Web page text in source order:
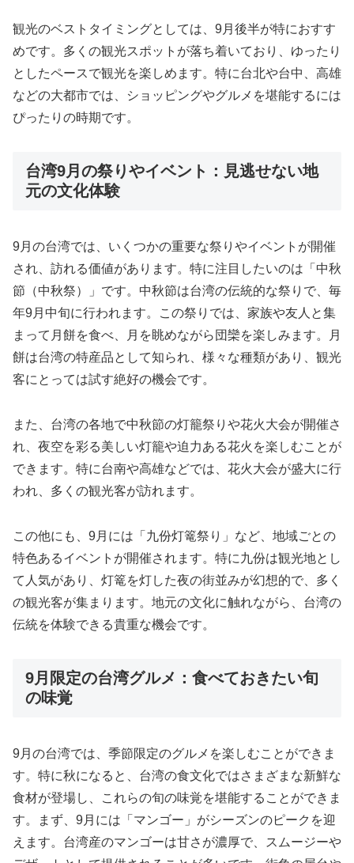
観光のベストタイミングとしては、9月後半が特におすす
めです。多くの観光スポットが落ち着いており、ゆったり
としたペースで観光を楽しめます。特に台北や台中、高雄
などの大都市では、ショッピングやグルメを堪能するには
ぴったりの時期です。
台湾9月の祭りやイベント：見逃せない地
元の文化体験
9月の台湾では、いくつかの重要な祭りやイベントが開催
され、訪れる価値があります。特に注目したいのは「中秋
節（中秋祭）」です。中秋節は台湾の伝統的な祭りで、毎
年9月中旬に行われます。この祭りでは、家族や友人と集
まって月餅を食べ、月を眺めながら団欒を楽しみます。月
餅は台湾の特産品として知られ、様々な種類があり、観光
客にとっては試す絶好の機会です。
また、台湾の各地で中秋節の灯籠祭りや花火大会が開催さ
れ、夜空を彩る美しい灯籠や迫力ある花火を楽しむことが
できます。特に台南や高雄などでは、花火大会が盛大に行
われ、多くの観光客が訪れます。
この他にも、9月には「九份灯篭祭り」など、地域ごとの
特色あるイベントが開催されます。特に九份は観光地とし
て人気があり、灯篭を灯した夜の街並みが幻想的で、多く
の観光客が集まります。地元の文化に触れながら、台湾の
伝統を体験できる貴重な機会です。
9月限定の台湾グルメ：食べておきたい旬
の味覚
9月の台湾では、季節限定のグルメを楽しむことができま
す。特に秋になると、台湾の食文化ではさまざまな新鮮な
食材が登場し、これらの旬の味覚を堪能することができま
す。まず、9月には「マンゴー」がシーズンのピークを迎
えます。台湾産のマンゴーは甘さが濃厚で、スムージーや